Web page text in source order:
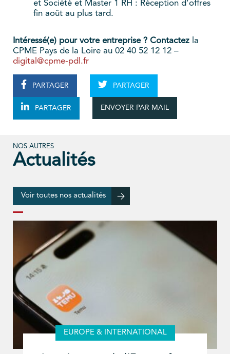
et Société et Master 1 RH : Réception d’offres
fin août au plus tard.
Intéressé(e) pour votre entreprise ? Contactez la
CPME Pays de la Loire au 02 40 52 12 12 –
digital@cpme-pdl.fr
PARTAGER PARTAGER
PARTAGER ENVOYER PAR MAIL
NOS AUTRES
Actualités
Voir toutes nos actualités
EUROPE & INTERNATIONAL